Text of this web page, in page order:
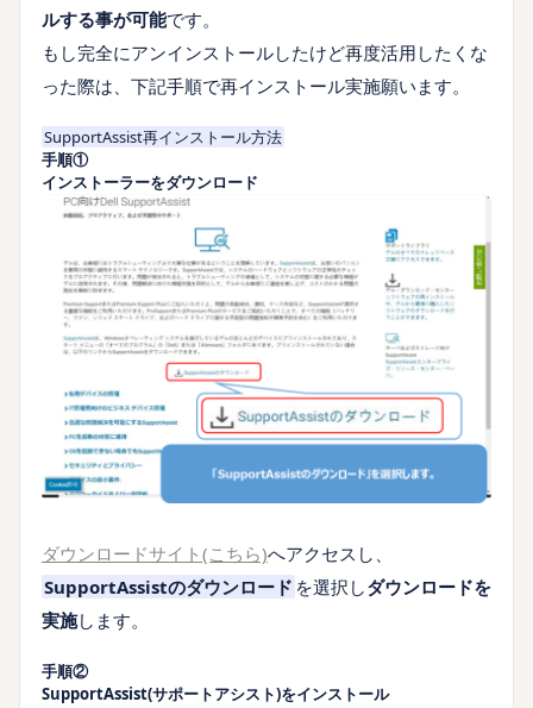
ルする事が可能です。
もし完全にアンインストールしたけど再度活用したくな
った際は、下記手順で再インストール実施願います。
SupportAssist再インストール方法
手順①
インストーラーをダウンロード
ダウンロードサイト(こちら)へアクセスし、
SupportAssistのダウンロード を選択しダウンロードを
実施します。
手順②
SupportAssist(サポートアシスト)をインストール